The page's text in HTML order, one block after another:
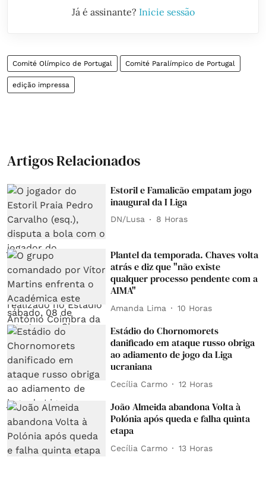
Já é assinante? Inicie sessão
Comité Olímpico de Portugal Comité Paralímpico de Portugal
edição impressa
Artigos Relacionados
Estoril e Famalicão empatam jogo
inaugural da I Liga
DN/Lusa 8 Horas
Plantel da temporada. Chaves volta
atrás e diz que "não existe
qualquer processo pendente com a
AIMA"
Amanda Lima 10 Horas
Estádio do Chornomorets
danificado em ataque russo obriga
ao adiamento de jogo da Liga
ucraniana
Cecília Carmo 12 Horas
João Almeida abandona Volta à
Polónia após queda e falha quinta
etapa
Cecília Carmo 13 Horas